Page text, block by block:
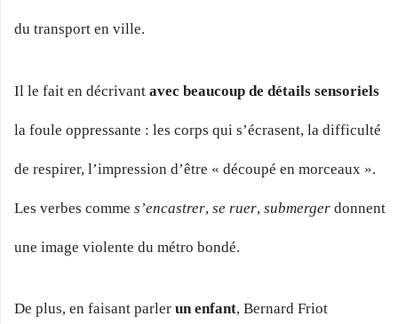
du transport en ville.
Il le fait en décrivant avec beaucoup de détails sensoriels
la foule oppressante : les corps qui s’écrasent, la difficulté
de respirer, l’impression d’être « découpé en morceaux ».
Les verbes comme s’encastrer, se ruer, submerger donnent
une image violente du métro bondé.
De plus, en faisant parler un enfant, Bernard Friot